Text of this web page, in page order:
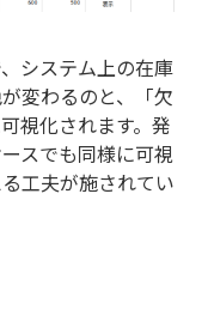
システム上の在庫
変わるのと、「欠
視化されます。発
スでも同様に可視
工夫が施されてい